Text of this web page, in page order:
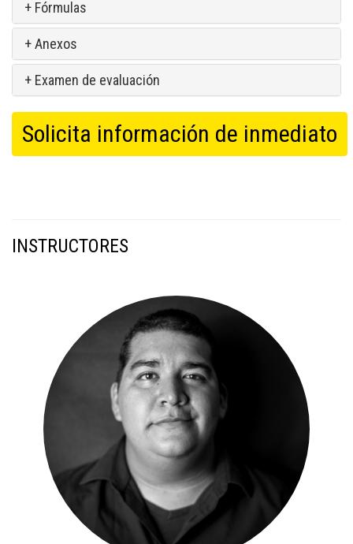
+ Fórmulas
+ Anexos
+ Examen de evaluación
Solicita información de inmediato
INSTRUCTORES